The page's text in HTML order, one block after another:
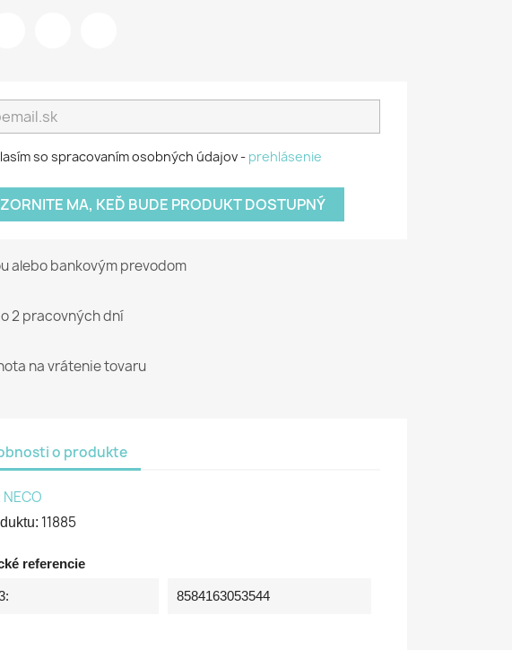
so spracovaním osobných údajov - prehlásenie
MA, KEĎ BUDE PRODUKT DOSTUPNÝ
alebo bankovým prevodom
2 pracovných dní
na vrátenie tovaru
o produkte
NECO
11885
referencie
8584163053544